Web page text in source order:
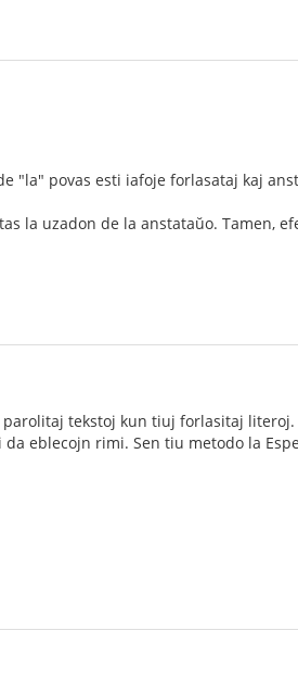
"la" povas esti iafoje forlasataj kaj
la uzadon de la anstataŭo. Tamen,
tekstoj kun tiuj forlasitaj
eblecojn rimi. Sen tiu metodo la